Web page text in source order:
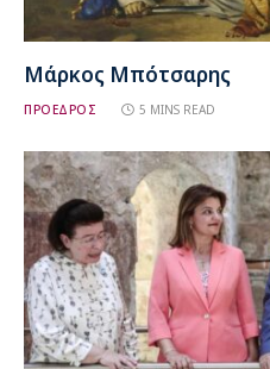
Μάρκος Μπότσαρης
ΠΡΟΕΔΡΟΣ 5 MINS READ